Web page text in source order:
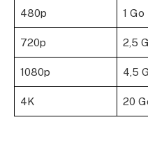
480p 1 Go
720p 2,5
1080p 4,5
4K 20